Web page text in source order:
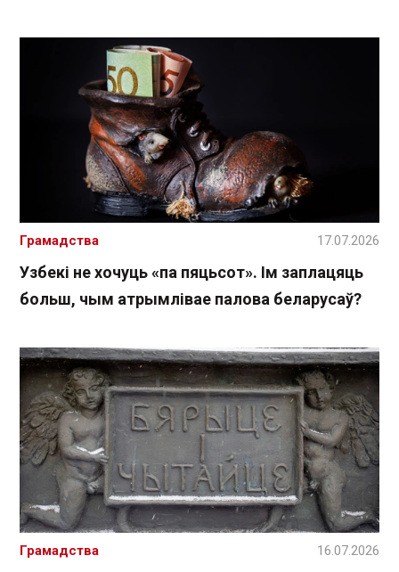
Узбекі не хочуць «па пяцьсот». Ім заплацяць
больш, чым атрымлівае палова беларусаў?
Грамадства 17.07.2026
Грамадства 16.07.2026